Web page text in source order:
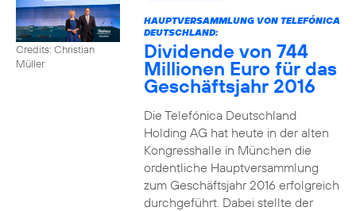
Credits: Christian
Müller
HAUPTVERSAMMLUNG VON TELEFÓNICA
DEUTSCHLAND:
Dividende von 744
Millionen Euro für das
Geschäftsjahr 2016
Die Telefónica Deutschland
Holding AG hat heute in der alten
Kongresshalle in München die
ordentliche Hauptversammlung
zum Geschäftsjahr 2016 erfolgreich
durchgeführt. Dabei stellte der